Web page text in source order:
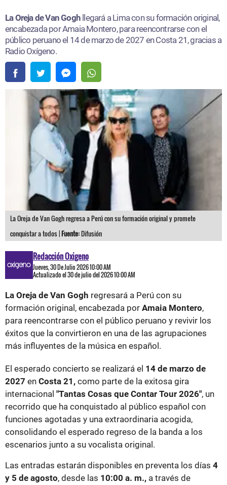
La Oreja de Van Gogh llegará a Lima con su formación original,
encabezada por Amaia Montero, para reencontrarse con el
público peruano el 14 de marzo de 2027 en Costa 21, gracias a
Radio Oxígeno.
La Oreja de Van Gogh regresa a Perú con su formación original y promete
conquistar a todos |Fuente:Difusión
Redacción Oxigeno
Jueves, 30 De Julio 2026 10:00 AM
Actualizado el 30 de julio del 2026 10:00 AM
La Oreja de Van Gogh regresará a Perú con su
formación original, encabezada por Amaia Montero,
para reencontrarse con el público peruano y revivir los
éxitos que la convirtieron en una de las agrupaciones
más influyentes de la música en español.
El esperado concierto se realizará el 14 de marzo de
2027 en Costa 21, como parte de la exitosa gira
internacional "Tantas Cosas que Contar Tour 2026", un
recorrido que ha conquistado al público español con
funciones agotadas y una extraordinaria acogida,
consolidando el esperado regreso de la banda a los
escenarios junto a su vocalista original.
Las entradas estarán disponibles en preventa los días 4
y 5 de agosto, desde las 10:00 a. m., a través de